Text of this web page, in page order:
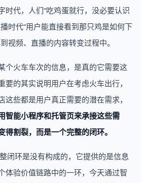
时代，人们“吃鸡蛋就行，没必要认识
时代“用户能直接看到那只鸡是如何下
视频、直播的内容转变过程中。
个火车车次的信息，是真的它需要这
的其实说明用户在考虑火车出行，
些都是用户真正需要的潜在需求，
智能小程序和托管页来承接这些需
得割裂，而是一个完整的闭环。
闭环是没有构成的，它提供的是信息
体验价值链路中的一环，今天通过智